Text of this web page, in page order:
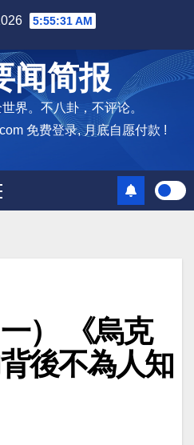
5:55:31 AM
闻简报
界。不八卦，不评论。
免费登录, 月底自愿付款 !
） 《烏克
後不為人知